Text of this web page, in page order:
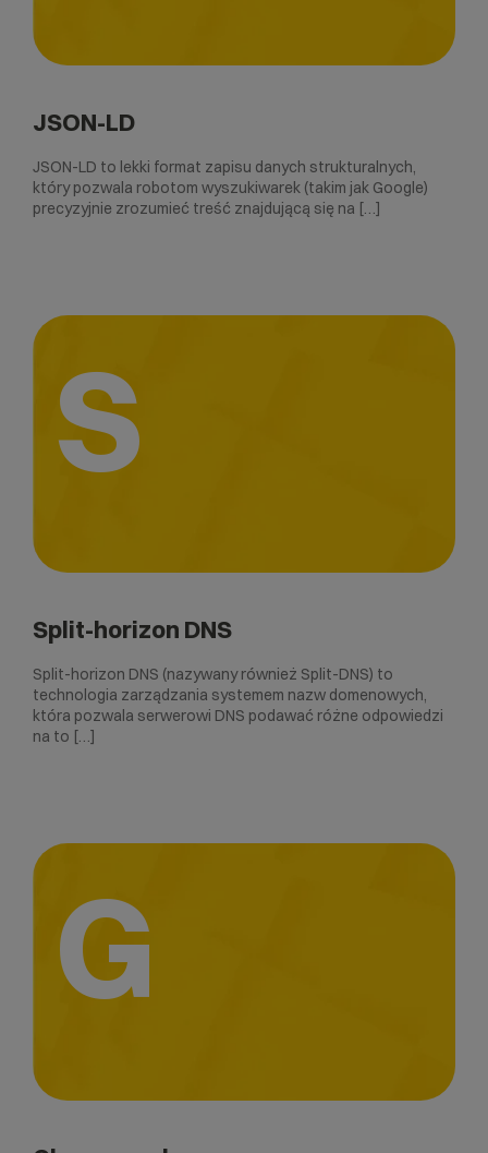
JSON-LD
JSON-LD to lekki format zapisu danych strukturalnych,
który pozwala robotom wyszukiwarek (takim jak Google)
precyzyjnie zrozumieć treść znajdującą się na […]
S
Split-horizon DNS
Split-horizon DNS (nazywany również Split-DNS) to
technologia zarządzania systemem nazw domenowych,
która pozwala serwerowi DNS podawać różne odpowiedzi
na to […]
G